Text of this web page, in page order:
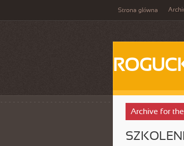
Strona główna
Archive for the